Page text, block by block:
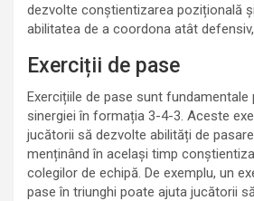
dezvolte conștientizarea pozițională
abilitatea de a coordona atât
Exerciții de pase
Exercițiile de pase sunt
sinergiei în formația 3-4-3. Aceste
jucătorii să dezvolte abilități de
menținând în același timp
colegilor de echipă. De exemplu, un
pase în triunghi poate ajuta jucătorii